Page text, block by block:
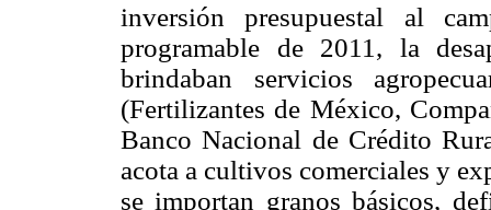
inversión presupuestal al
programable de 2011, la
brindaban servicios
(Fertilizantes de México,
Banco Nacional de Crédito
acota a cultivos comerciales y
se importan granos básicos,